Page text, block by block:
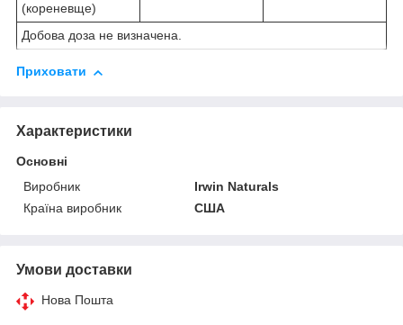
(кореневще)
Добова доза не визначена.
Приховати
Характеристики
Основні
Виробник
Irwin Naturals
Країна виробник
США
Умови доставки
Нова Пошта